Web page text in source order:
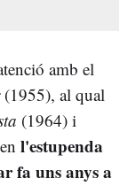
amb el
(1955), al qual
(1964) i
l'estupenda
fa uns anys a